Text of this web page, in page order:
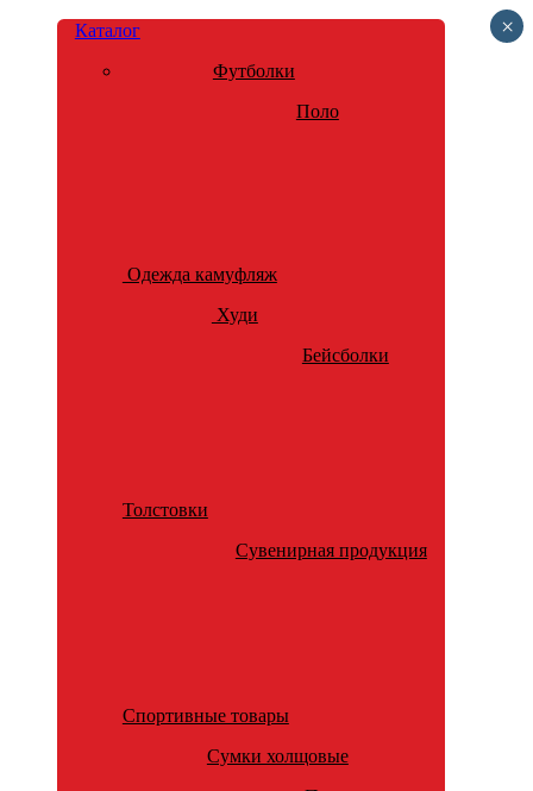
Каталог
Футболки
Поло
Одежда камуфляж
Худи
Бейсболки
Толстовки
Сувенирная продукция
Спортивные товары
Сумки холщовые
×